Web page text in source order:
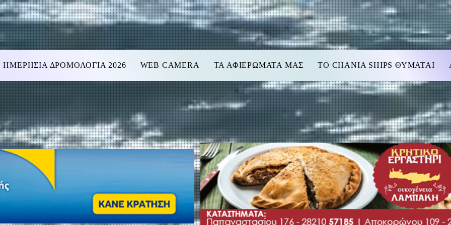
ΗΜΕΡΗΣΙΑ ΔΡΟΜΟΛΟΓΙΑ 2026 WEB CAMERA ΤΑ ΑΦΙΕΡΩΜΑΤΑ ΜΑΣ TO CHANIA SHIPS ΘΥΜΑΤΑΙ